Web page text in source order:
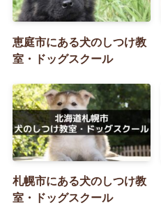
恵庭市にある犬のしつけ教
室・ドッグスクール
札幌市にある犬のしつけ教
室・ドッグスクール